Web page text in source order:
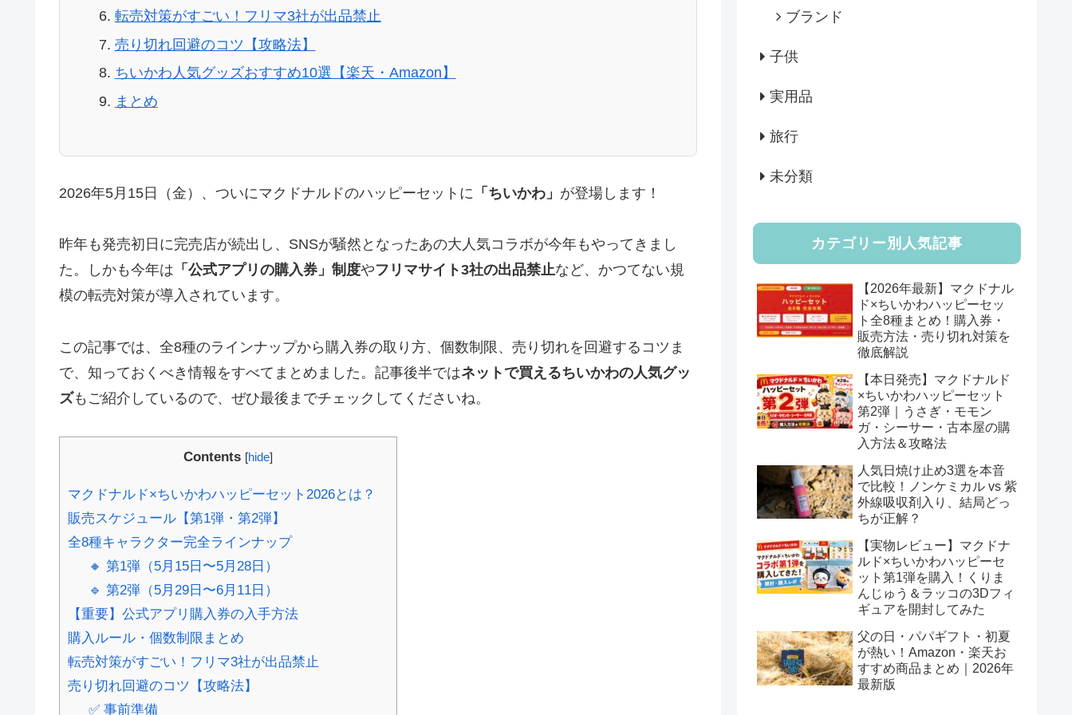
転売対策がすごい！フリマ3社が出品禁止
売り切れ回避のコツ【攻略法】
ちいかわ人気グッズおすすめ10選【楽天・Amazon】
まとめ
2026年5月15日（金）、ついにマクドナルドのハッピーセットに 「ちいかわ」 が登場します！
昨年も発売初日に完売店が続出し、SNSが騒然となったあの大人気コラボが今年もやってきまし
た。しかも今年は 「公式アプリの購入券」制度やフリマサイト3社の出品禁止など、かつてない規
模の転売対策が導入されています。
この記事では、全8種のラインナップから購入券の取り方、個数制限、売り切れを回避するコツま
で、知っておくべき情報をすべてまとめました。記事後半ではネットで買えるちいかわの人気グッ
ズもご紹介しているので、ぜひ最後までチェックしてくださいね。
Contents [hide]
マクドナルド×ちいかわハッピーセット2026とは？
販売スケジュール【第1弾・第2弾】
全8種キャラクター完全ラインナップ
🔸 第1弾（5月15日〜5月28日）
🔹 第2弾（5月29日〜6月11日）
【重要】公式アプリ購入券の入手方法
購入ルール・個数制限まとめ
転売対策がすごい！フリマ3社が出品禁止
売り切れ回避のコツ【攻略法】
✅ 事前準備
ブランド
子供
実用品
旅行
未分類
カテゴリー別人気記事
【2026年最新】マクドナル
ド×ちいかわハッピーセッ
ト全8種まとめ！購入券・
販売方法・売り切れ対策を
徹底解説
【本日発売】マクドナルド
×ちいかわハッピーセット
第2弾｜うさぎ・モモン
ガ・シーサー・古本屋の購
入方法＆攻略法
人気日焼け止め3選を本音
で比較！ノンケミカル vs 紫
外線吸収剤入り、結局どっ
ちが正解？
【実物レビュー】マクドナ
ルド×ちいかわハッピーセ
ット第1弾を購入！くりま
んじゅう＆ラッコの3Dフィ
ギュアを開封してみた
父の日・パパギフト・初夏
が熱い！Amazon・楽天お
すすめ商品まとめ｜2026年
最新版